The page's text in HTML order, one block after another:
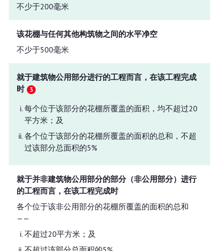
不少于200毫米
该花棚与任何其他构筑物之间的水平净空
不少于500毫米
就于建筑物公用部分进行的工程而言，在该工程完成
时
每个位于该部分的花棚所覆盖的面积，均不超过20
平方米；及
各个位于该部分的花棚所覆盖的面积的总和，不超
过该部分总面积的5%
就于并非建筑物公用部分的部分（非公用部分）进行
的工程而言，在该工程完成时
各个位于该非公用部分的花棚所覆盖的面积的总和
——
不超过20平方米；及